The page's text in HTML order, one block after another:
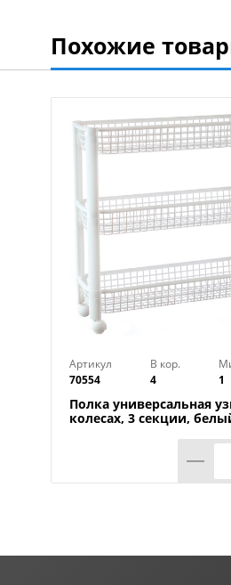
Похожие
Артикул
70554
В кор.
4
1
Полка универсальная
колесах, 3 секции,